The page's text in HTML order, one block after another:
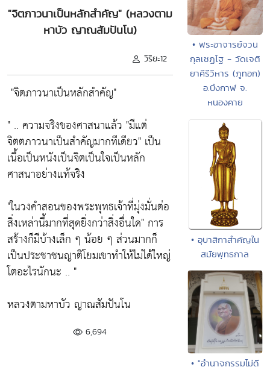
"จิตภาวนาเป็นหลักสำคัญ" (หลวงตาม
หาบัว ญาณสัมปันโน)
วิริยะ12
"จิตภาวนาเป็นหลักสำคัญ"
" .. ความจริงของศาสนาแล้ว "มีแต่
จิตตภาวนาเป็นสำคัญมากทีเดียว" เป็น
เนื้อเป็นหนังเป็นจิตเป็นใจเป็นหลัก
ศาสนาอย่างแท้จริง
"ในวงคำสอนของพระพุทธเจ้าที่มุ่งมั่นต่อ
สิ่งเหล่านี้มากที่สุดยิ่งกว่าสิ่งอื่นใด" การ
สร้างก็มีบ้างเล็ก ๆ น้อย ๆ ส่วนมากก็
เป็นประชาชนญาติโยมเขาทำให้ไม่ได้ใหญ่
โตอะไรนักนะ .. "
หลวงตามหาบัว ญาณสัมปันโน
6,694
• พระอาจารย์จวน
กุลเชฏโฐ - วัดเจติ
ยาคีรีวิหาร (ภูทอก)
อ.บึงกาฬ จ.
หนองคาย
• อุบาสิกาสำคัญใน
สมัยพุทธกาล
• "อำนาจกรรมไม่ดี